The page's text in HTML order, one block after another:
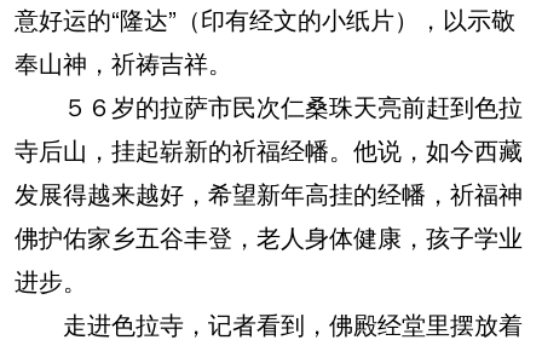
意好运的“隆达”（印有经文的小纸片），以示敬
奉山神，祈祷吉祥。
５６岁的拉萨市民次仁桑珠天亮前赶到色拉
寺后山，挂起崭新的祈福经幡。他说，如今西藏
发展得越来越好，希望新年高挂的经幡，祈福神
佛护佑家乡五谷丰登，老人身体健康，孩子学业
进步。
走进色拉寺，记者看到，佛殿经堂里摆放着